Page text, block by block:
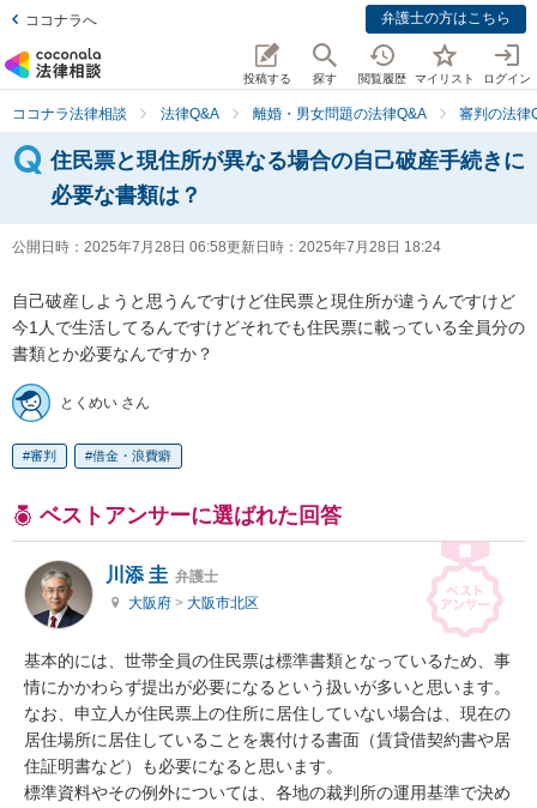
ココナラへ 弁護士の方はこちら
投稿する 探す 閲覧履歴 マイリスト ログイン
ココナラ法律相談 法律Q&A 離婚・男女問題の法律Q&A 審判の法律
住民票と現住所が異なる場合の自己破産手続きに
必要な書類は？
公開日時： 2025年7月28日 06:58更新日時： 2025年7月28日 18:24
自己破産しようと思うんですけど住民票と現住所が違うんですけど
今1人で生活してるんですけどそれでも住民票に載っている全員分の
書類とか必要なんですか？
とくめい さん
審判 借金・浪費癖
ベストアンサーに選ばれた回答
川添 圭 弁護士
大阪府 > 大阪市北区
基本的には、世帯全員の住民票は標準書類となっているため、事
情にかかわらず提出が必要になるという扱いが多いと思います。
なお、申立人が住民票上の住所に居住していない場合は、現在の
居住場所に居住していることを裏付ける書面（賃貸借契約書や居
住証明書など）も必要になると思います。
標準資料やその例外については、各地の裁判所の運用基準で決め